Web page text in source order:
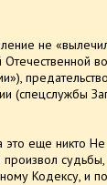
не
(спецслужбы
еще никто
Кодексу, и